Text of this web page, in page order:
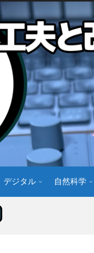
デジタル 自然科学